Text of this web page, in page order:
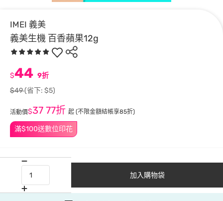
IMEI 義美
義美生機 百香蘋果12g
滿$100送數位印花
$44 9折
$49(省下: $5)
活動價$37 77折 起 (不限金額結帳享85折)
加入購物袋